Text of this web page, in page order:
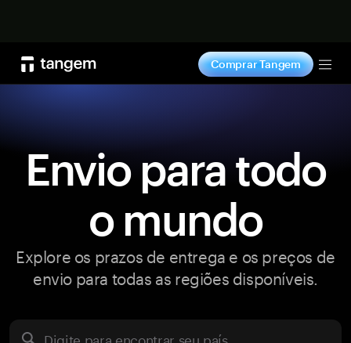
Comprar Tangem
Envio para todo
o mundo
Explore os prazos de entrega e os preços de
envio para todas as regiões disponíveis.
Digite para encontrar seu país